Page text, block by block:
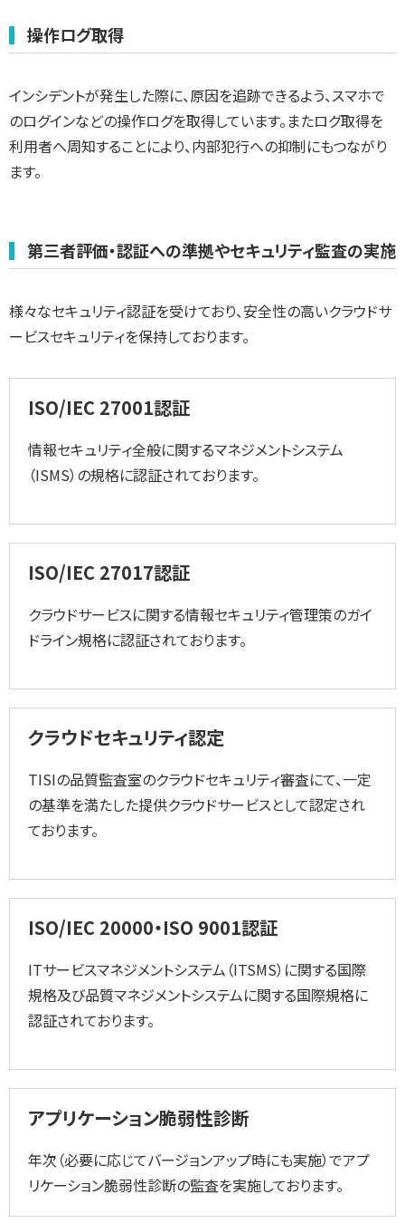
操作ログ取得
インシデントが発生した際に、原因を追跡できるよう、スマホで
のログインなどの操作ログを取得しています。またログ取得を
利用者へ周知することにより、内部犯行への抑制にもつながり
ます。
第三者評価・認証への準拠やセキュリティ監査の実施
様々なセキュリティ認証を受けており、安全性の高いクラウドサ
ービスセキュリティを保持しております。
ISO/IEC 27001認証
情報セキュリティ全般に関するマネジメントシステム
（ISMS）の規格に認証されております。
ISO/IEC 27017認証
クラウドサービスに関する情報セキュリティ管理策のガイ
ドライン規格に認証されております。
クラウドセキュリティ認定
TISIの品質監査室のクラウドセキュリティ審査にて、一定
の基準を満たした提供クラウドサービスとして認定され
ております。
ISO/IEC 20000・ISO 9001認証
ITサービスマネジメントシステム（ITSMS）に関する国際
規格及び品質マネジメントシステムに関する国際規格に
認証されております。
アプリケーション脆弱性診断
年次（必要に応じてバージョンアップ時にも実施）でアプ
リケーション脆弱性診断の監査を実施しております。